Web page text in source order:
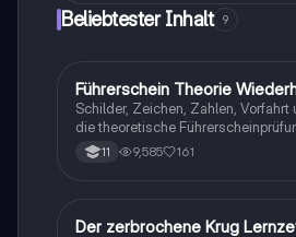
vorbereiten und ein vertieftes
Kaiserreich erlangen möchten.
Beliebtester Inhalt 9
Lerntipps
Führerschein Theorie
Schilder, Zeichen, Zahlen,
die theoretische
11 9,585 161
Deutsch
Der zerbrochene Krug